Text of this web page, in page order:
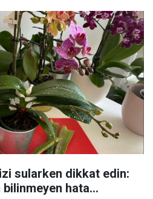
sularken dikkat edin:
hata...